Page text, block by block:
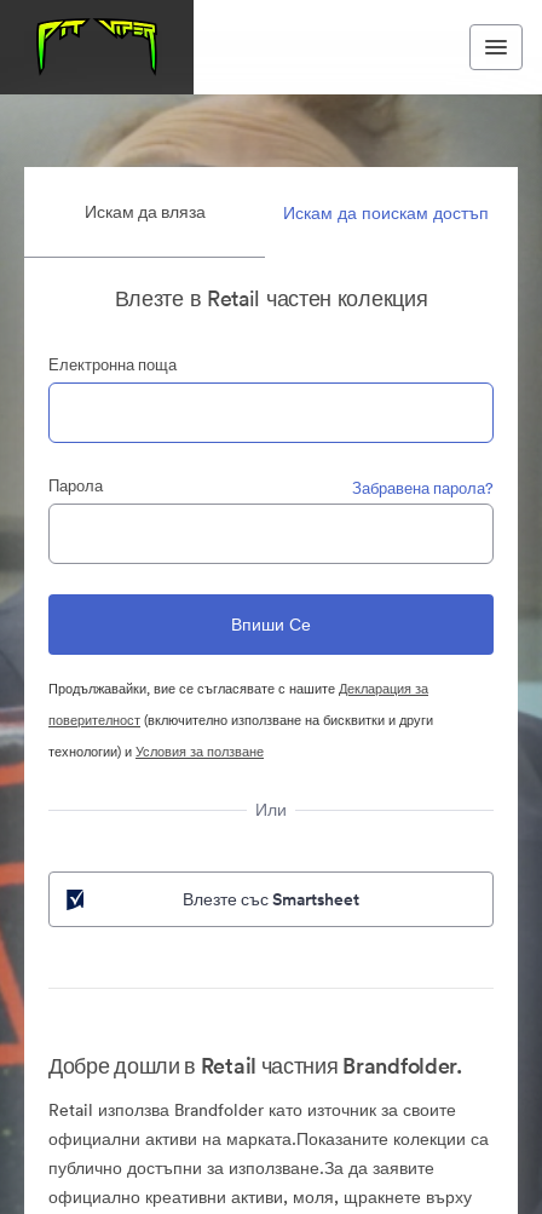
Искам да вляза Искам да поискам достъп
Влезте в Retail частен колекция
Електронна поща
Парола Забравена парола?
Продължавайки, вие се съгласявате с нашитеДекларация за
поверителност(включително използване на бисквитки и други
технологии) иУсловия за ползване
Или
Влезте със Smartsheet
Добре дошли в Retail частния Brandfolder.
Retail използва Brandfolder като източник за своите
официални активи на марката.Показаните колекции са
публично достъпни за използване.За да заявите
официално креативни активи, моля, щракнете върху